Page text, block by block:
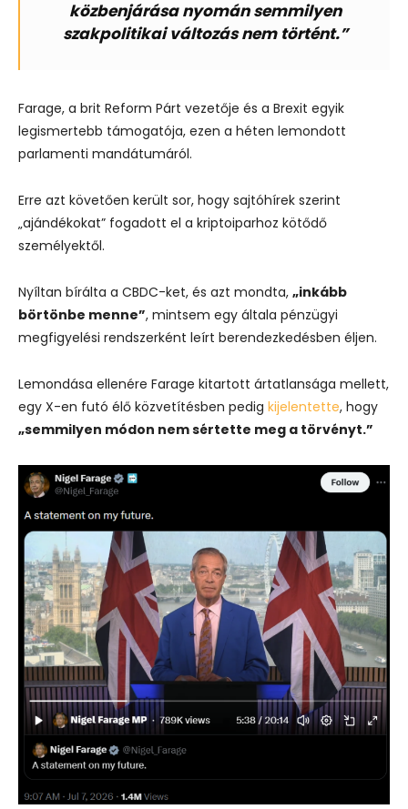
közbenjárása nyomán semmilyen
szakpolitikai változás nem történt.”
Farage, a brit Reform Párt vezetője és a Brexit egyik
legismertebb támogatója, ezen a héten lemondott
parlamenti mandátumáról.
Erre azt követően került sor, hogy sajtóhírek szerint
„ajándékokat” fogadott el a kriptoiparhoz kötődő
személyektől.
Nyíltan bírálta a CBDC-ket, és azt mondta, „inkább
börtönbe menne”, mintsem egy általa pénzügyi
megfigyelési rendszerként leírt berendezkedésben éljen.
Lemondása ellenére Farage kitartott ártatlansága mellett,
egy X-en futó élő közvetítésben pedig kijelentette, hogy
„semmilyen módon nem sértette meg a törvényt.”